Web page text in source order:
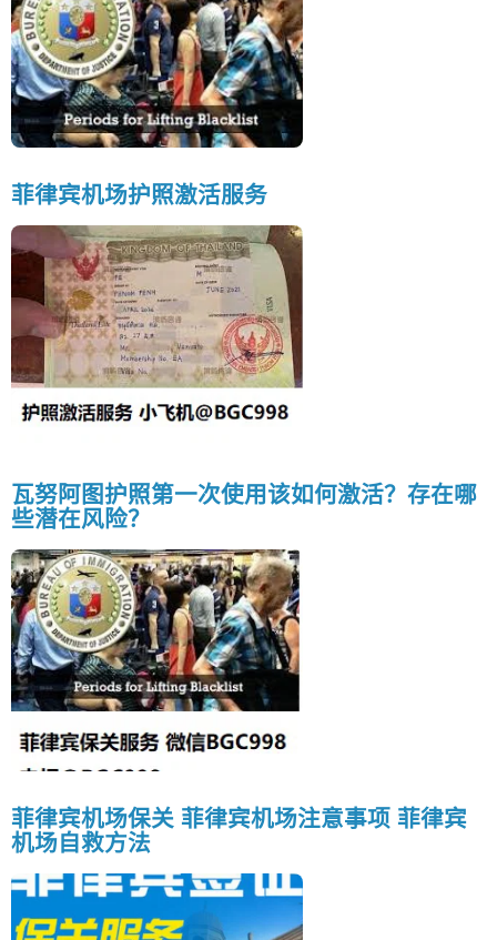
菲律宾机场护照激活服务
瓦努阿图护照第一次使用该如何激活？存在哪
些潜在风险？
菲律宾机场保关 菲律宾机场注意事项 菲律宾
机场自救方法